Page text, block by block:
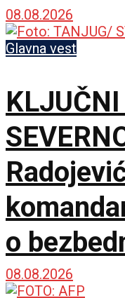
08.08.2026
Glavna vest
o
08.08.2026